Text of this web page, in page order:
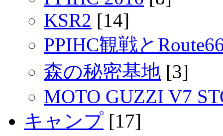
KSR2 [14]
PPIHC観戦と
森の秘密基地 [3]
MOTO GUZZI V7
キャンプ [17]